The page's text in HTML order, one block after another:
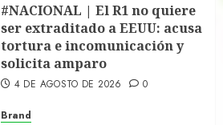
#NACIONAL | El R1 no quiere
ser extraditado a EEUU: acusa
tortura e incomunicación y
solicita amparo
4 DE AGOSTO DE 2026 0
Brand